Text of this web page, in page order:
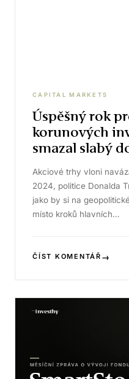
CAPITAL MARKETS
Úspěšný rok
korunových
smazal slabý
Akciové trhy vloni
2024, politice Donalda
jako by si na
místo kroků hlavních…
ČÍST KOMENTÁŘ →